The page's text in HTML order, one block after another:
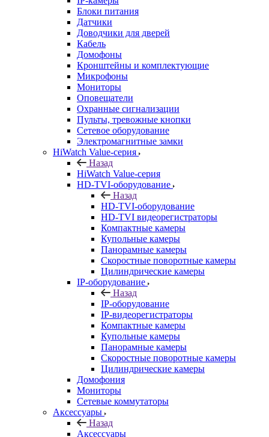
Блоки питания
Датчики
Доводчики для дверей
Кабель
Домофоны
Кронштейны и комплектующие
Микрофоны
Мониторы
Оповещатели
Охранные сигнализации
Пульты, тревожные кнопки
Сетевое оборудование
Электромагнитные замки
HiWatch Value-серия
Назад
HiWatch Value-серия
HD-TVI-оборудование
Назад
HD-TVI-оборудование
HD-TVI видеорегистраторы
Компактные камеры
Купольные камеры
Панорамные камеры
Скоростные поворотные камеры
Цилиндрические камеры
IP-оборудование
Назад
IP-оборудование
IP-видеорегистраторы
Компактные камеры
Купольные камеры
Панорамные камеры
Скоростные поворотные камеры
Цилиндрические камеры
Домофония
Мониторы
Сетевые коммутаторы
Аксессуары
Назад
Аксессуары